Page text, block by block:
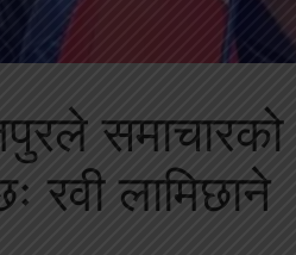
समाचारको
लामिछाने